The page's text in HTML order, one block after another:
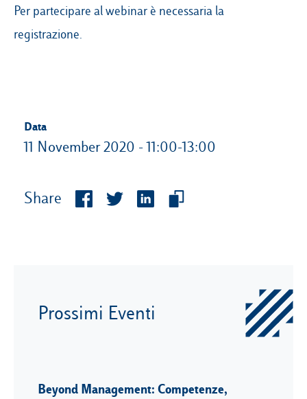
Per partecipare al webinar è necessaria la
registrazione.
Data
11 November 2020 - 11:00-13:00
Share
Prossimi Eventi
Beyond Management: Competenze,